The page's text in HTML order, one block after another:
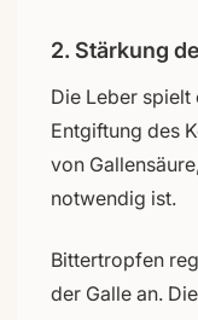
2. Stärkung
Die Leber spielt
Entgiftung des
von
notwendig ist.
Bittertropfen
der Galle an.